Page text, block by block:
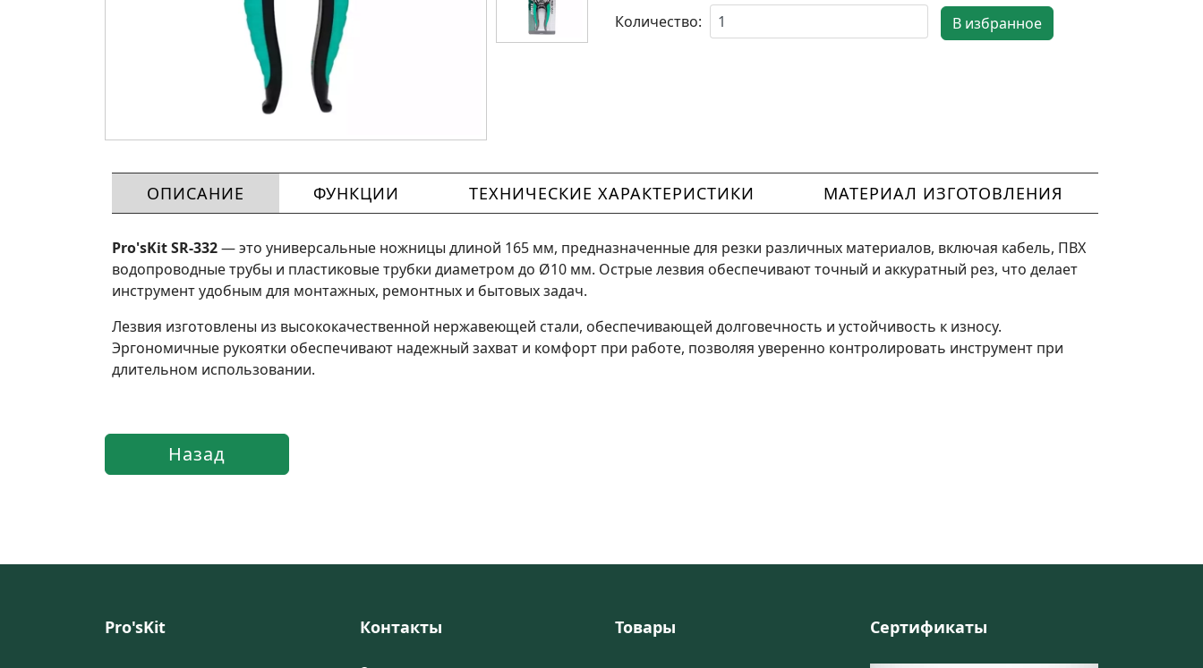
Количество:
ОПИСАНИЕ ФУНКЦИИ ТЕХНИЧЕСКИЕ ХАРАКТЕРИСТИКИ МАТЕРИАЛ ИЗГОТОВЛЕНИЯ
Pro'sKit SR-332— это универсальные ножницы длиной 165 мм, предназначенные для резки различных материалов, включая кабель, ПВХ
водопроводные трубы и пластиковые трубки диаметром до Ø10 мм. Острые лезвия обеспечивают точный и аккуратный рез, что делает
инструмент удобным для монтажных, ремонтных и бытовых задач.
Лезвия изготовлены из высококачественной нержавеющей стали, обеспечивающей долговечность и устойчивость к износу.
Эргономичные рукоятки обеспечивают надежный захват и комфорт при работе, позволяя уверенно контролировать инструмент при
длительном использовании.
Pro'sKit Контакты Товары Сертификаты